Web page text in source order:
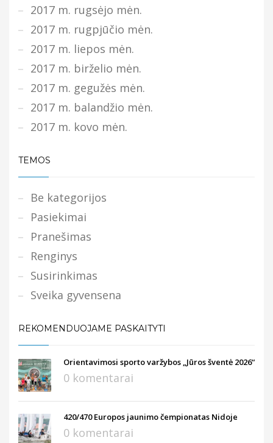
2017 m. rugsėjo mėn.
2017 m. rugpjūčio mėn.
2017 m. liepos mėn.
2017 m. birželio mėn.
2017 m. gegužės mėn.
2017 m. balandžio mėn.
2017 m. kovo mėn.
TEMOS
Be kategorijos
Pasiekimai
Pranešimas
Renginys
Susirinkimas
Sveika gyvensena
REKOMENDUOJAME PASKAITYTI
Orientavimosi sporto varžybos „Jūros šventė 2026“
0 komentarai
420/470 Europos jaunimo čempionatas Nidoje
0 komentarai